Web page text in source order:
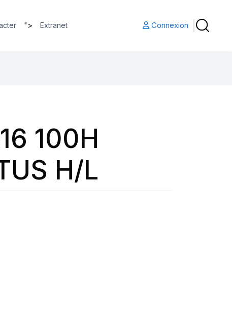
"> Extranet Connexion
100H
H/L